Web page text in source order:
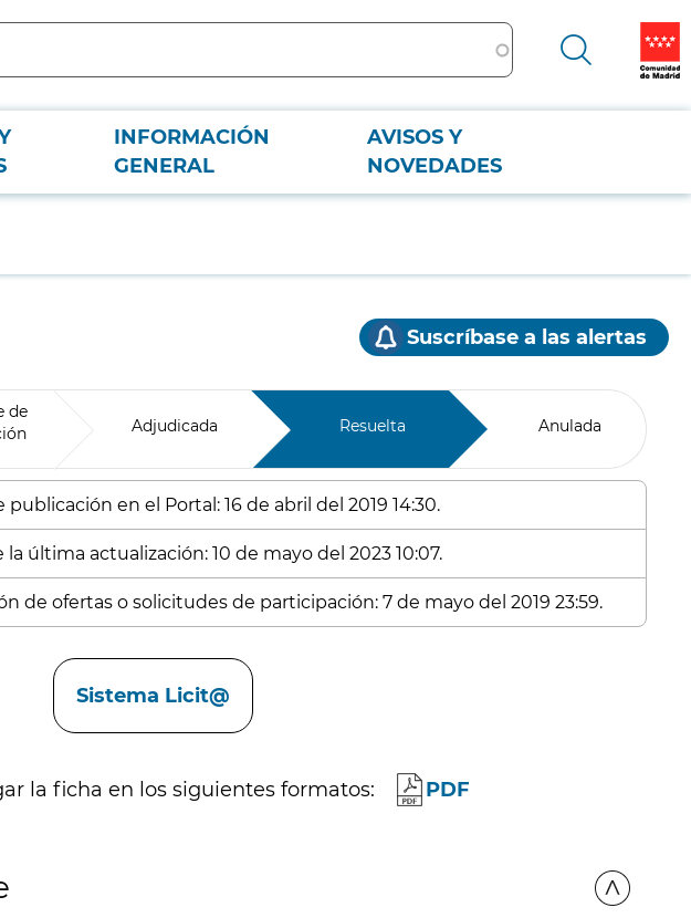
INFORMACIÓN
GENERAL
AVISOS Y
NOVEDADES
Suscríbase a las alertas
de
Adjudicada Resuelta Anulada
publicación en el Portal: 16 de abril del 2019 14:30.
la última actualización: 10 de mayo del 2023 10:07.
de ofertas o solicitudes de participación: 7 de mayo del 2019 23:59.
Sistema Licit@
la ficha en los siguientes formatos: PDF